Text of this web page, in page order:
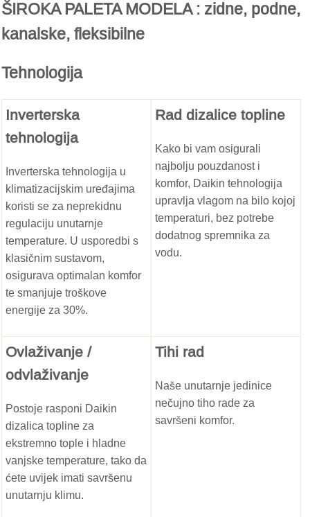
ŠIROKA PALETA MODELA : zidne, podne,
kanalske, fleksibilne
Tehnologija
Inverterska
tehnologija
Inverterska tehnologija u
klimatizacijskim uređajima
koristi se za neprekidnu
regulaciju unutarnje
temperature. U usporedbi s
klasičnim sustavom,
osigurava optimalan komfor
te smanjuje troškove
energije za 30%.
Rad dizalice topline
Kako bi vam osigurali
najbolju pouzdanost i
komfor, Daikin tehnologija
upravlja vlagom na bilo kojoj
temperaturi, bez potrebe
dodatnog spremnika za
vodu.
Ovlaživanje /
odvlaživanje
Postoje rasponi Daikin
dizalica topline za
ekstremno tople i hladne
vanjske temperature, tako da
ćete uvijek imati savršenu
unutarnju klimu.
Tihi rad
Naše unutarnje jedinice
nečujno tiho rade za
savršeni komfor.